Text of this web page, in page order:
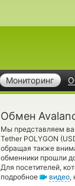
Мониторинг
Обмен
Мы представляем
Tether POLYGON
обращая также
обменники прошли
Для посетителей,
подробное
видео,